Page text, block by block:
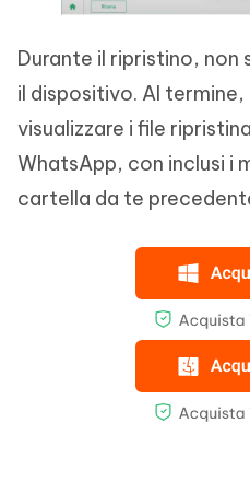
Durante il ripristino, non
il dispositivo. Al
visualizzare i file
WhatsApp, con inclusi i
cartella da te